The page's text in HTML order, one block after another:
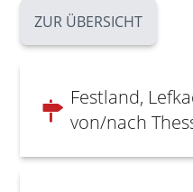
ZUR ÜBERSICHT
Festland,
von/nach